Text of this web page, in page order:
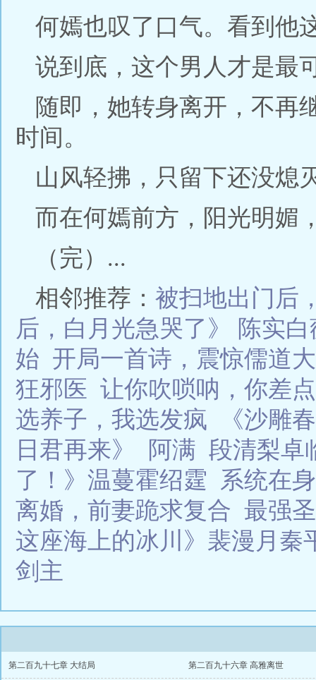
何嫣也叹了口气。看到他
说到底，这个男人才是最
随即，她转身离开，不再
时间。
山风轻拂，只留下还没熄
而在何嫣前方，阳光明媚
（完）...
相邻推荐： 被扫地出门后
后，白月光急哭了》 陈实
始 开局一首诗，震惊儒道
狂邪医 让你吹唢呐，你差
选养子，我选发疯
《沙雕
日君再来》
阿满 段清梨卓
了！》温蔓霍绍霆
系统在
离婚，前妻跪求复合 最强
这座海上的冰川》裴漫月秦
剑主
第二百九十七章 大结局 第二百九十六章 高雅离世